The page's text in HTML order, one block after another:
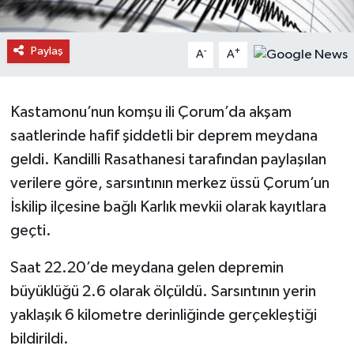
Paylaş A- A+
Kastamonu’nun komşu ili Çorum’da akşam
saatlerinde hafif şiddetli bir deprem meydana
geldi. Kandilli Rasathanesi tarafından paylaşılan
verilere göre, sarsıntının merkez üssü Çorum’un
İskilip ilçesine bağlı Karlık mevkii olarak kayıtlara
geçti.
Saat 22.20’de meydana gelen depremin
büyüklüğü 2.6 olarak ölçüldü. Sarsıntının yerin
yaklaşık 6 kilometre derinliğinde gerçekleştiği
bildirildi.
İhsangazi Haberleri
Küre Haberleri
Merkez Haberleri
Pınarbaşı Haberleri
Şenpazar Haberleri
Seydiler Haberleri
Taşköprü Haberleri